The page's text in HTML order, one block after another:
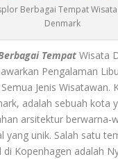
Berbagai Tempat
Denmark
Tempat Wisata
Pengalaman
Jenis Wisatawan.
adalah sebuah kota
arsitektur berwarna-
yang unik. Salah satu
di Kopenhagen adalah